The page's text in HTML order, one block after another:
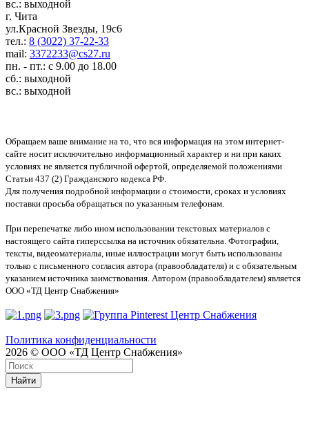
вс.: выходной
г. Чита
ул.Красной Звезды, 19с6
тел.: 8 (3022) 37-22-33
mail: 3372233@cs27.ru
пн. - пт.: с 9.00 до 18.00
сб.: выходной
вс.: выходной
Обращаем ваше внимание на то, что вся информация на этом интернет-
сайте носит исключительно информационный характер и ни при каких
условиях не является публичной офертой, определяемой положениями
Статьи 437 (2) Гражданского кодекса РФ.
Для получения подробной информации о стоимости, сроках и условиях
поставки просьба обращаться по указанным телефонам.
При перепечатке либо ином использовании текстовых материалов с
настоящего сайта гиперссылка на источник обязательна. Фотографии,
тексты, видеоматериалы, иные иллюстрации могут быть использованы
только с письменного согласия автора (правообладателя) и с обязательным
указанием источника заимствования. Автором (правообладателем) является
ООО «ТД Центр Снабжения»
Политика конфиденциальности
2026 © ООО «ТД Центр Снабжения»
Найти